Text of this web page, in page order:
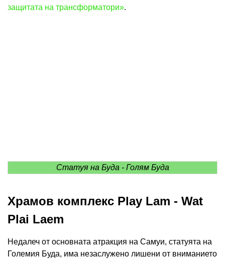
защитата на трансформатори».
Статуя на Буда - Голям Буда
Храмов комплекс Play Lam - Wat
Plai Laem
Недалеч от основната атракция на Самуи, статуята на
Големия Буда, има незаслужено лишени от вниманието